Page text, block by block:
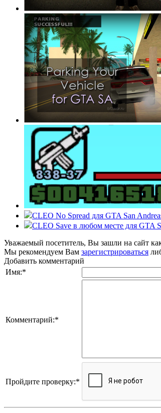
CLEO No Spread для GTA San
CLEO Save в любом месте для GTA
Уважаемый посетитель, Вы зашли на сайт
Мы рекомендуем Вам зарегистрироваться
Добавить комментарий
Имя:*
Комментарий:*
Пройдите проверку:*